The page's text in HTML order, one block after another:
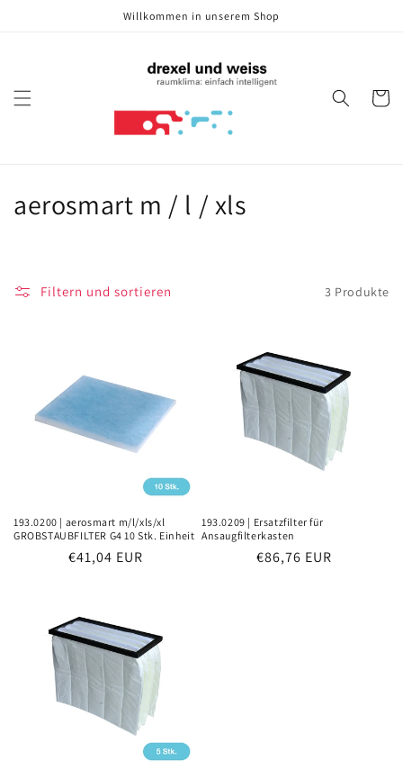
Willkommen in unserem Shop
K
e
:
aerosmart m / l / xls
Filtern und sortieren 3 Produkte
193.0200 | aerosmart m/l/xls/xl
GROBSTAUBFILTER G4 10 Stk. Einheit
Normaler
€41,04 EUR
193.0209 | Ersatzfilter für
Ansaugfilterkasten
Normaler
€86,76 EUR